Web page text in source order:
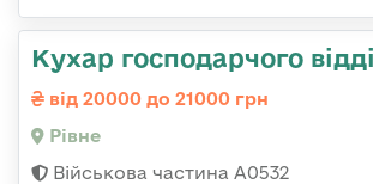
Кухар господарчого
від 20000 до 21000 грн
Рівне
Військова частина А0532